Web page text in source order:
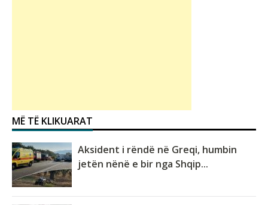
MË TË KLIKUARAT
Aksident i rëndë në Greqi, humbin
jetën nënë e bir nga Shqip...